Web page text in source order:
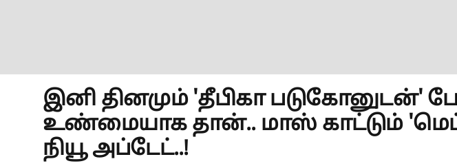
இனி தினமும் 'தீபிகா படுகோனுடன்'
உண்மையாக தான்.. மாஸ் காட்டும்
நியூ அப்டேட்..!